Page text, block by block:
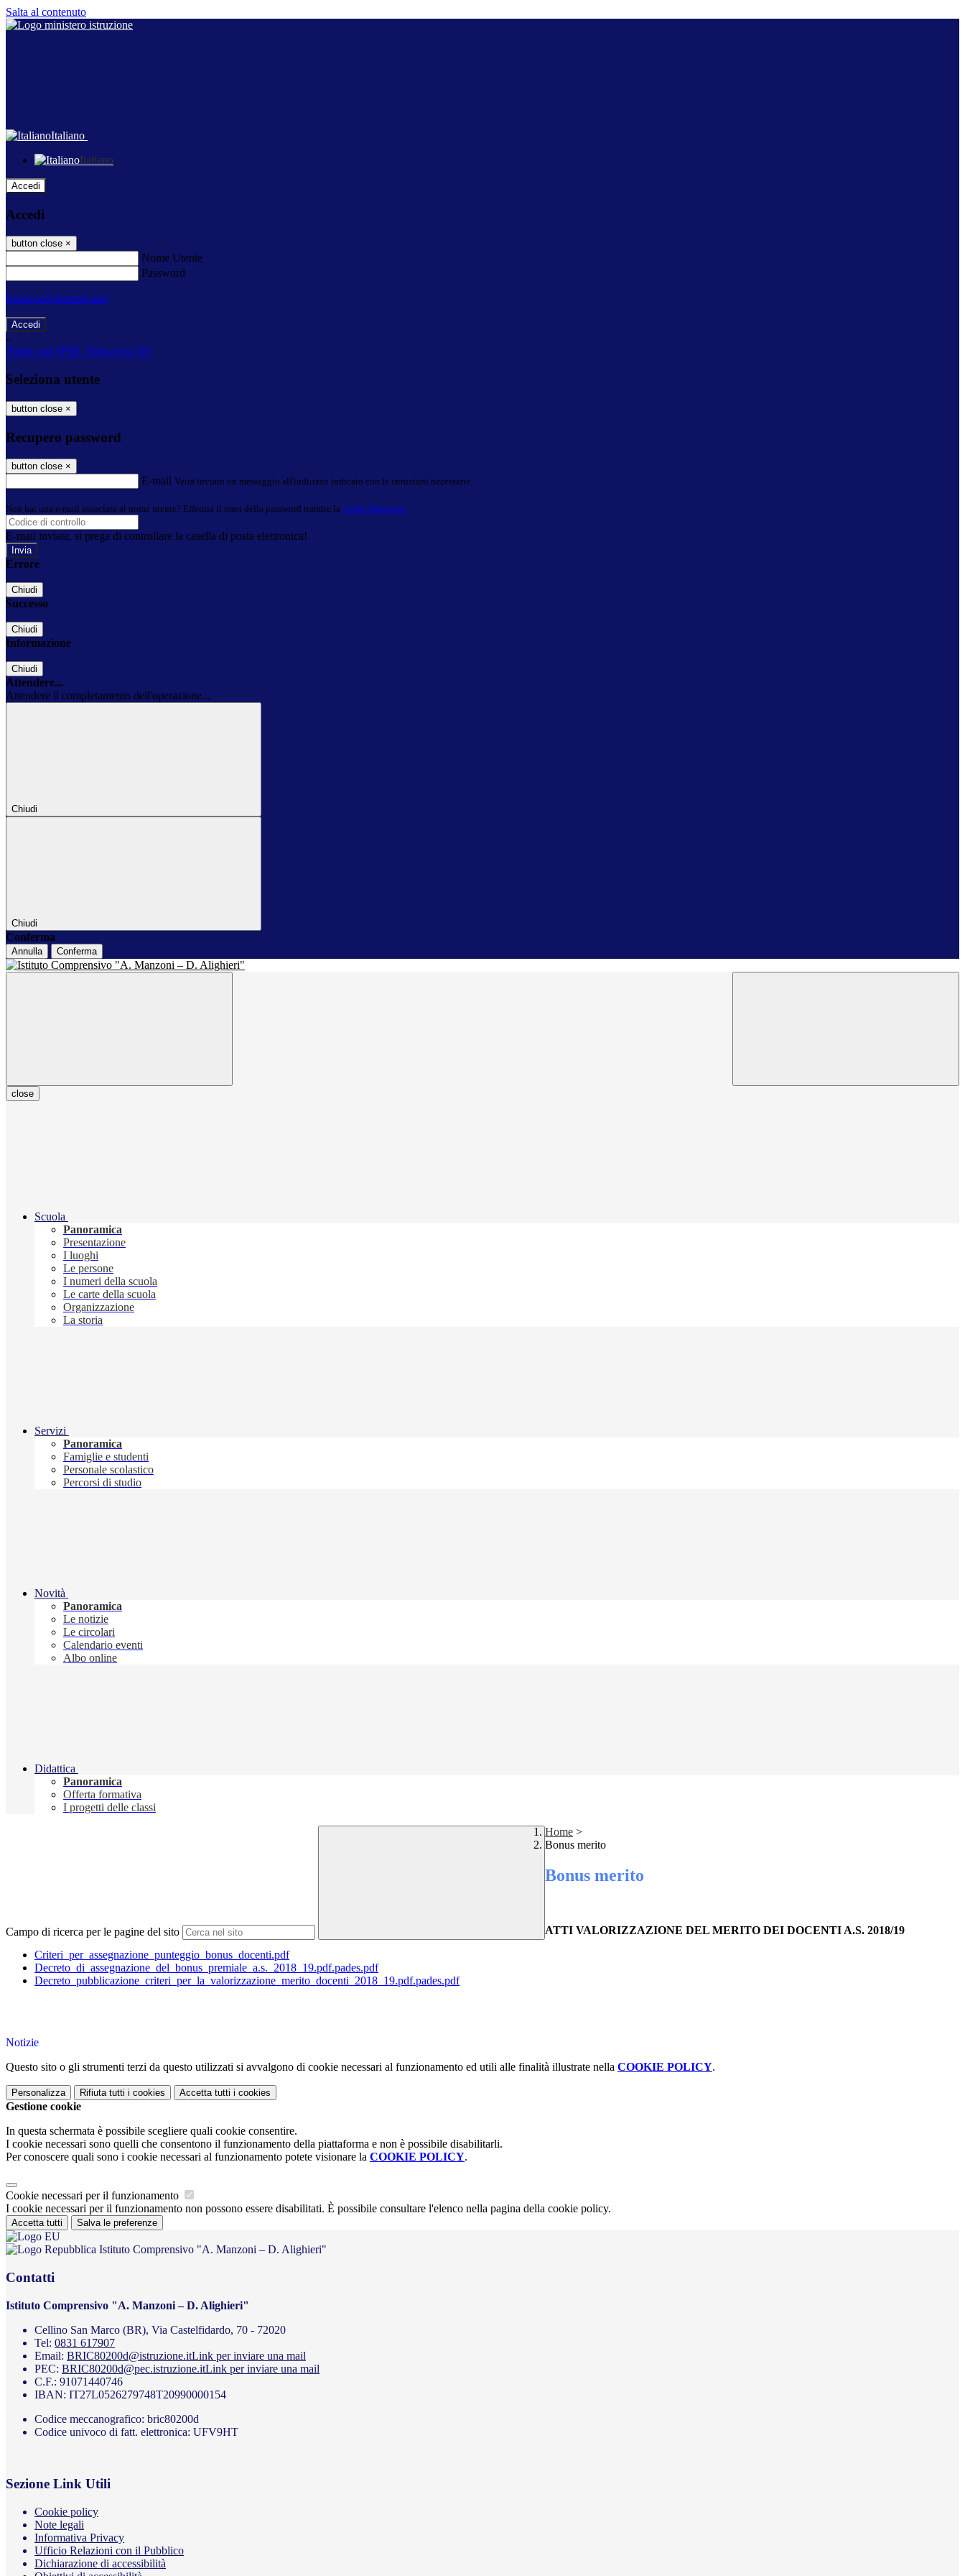
Salta al contenuto
Italiano
Italiano
Accedi
Accedi
button close ×
Nome Utente
Password
Password dimenticata?
-
Entra con SPID Entra con CIE
Seleziona utente
button close ×
Recupero password
button close ×
E-mail Verrà inviato un messaggio all'indirizzo indicato con le istruzioni necessarie.
Non hai una e-mail associata al nome utente? Effettua il reset della password tramite la Login Spaggiari
E-mail inviata, si prega di controllare la casella di posta elettronica!
Errore
Chiudi
Successo
Chiudi
Informazione
Chiudi
Attendere...
Attendere il completamento dell'operazione...
Chiudi
Chiudi
Conferma
Annulla Conferma
close
Scuola
Panoramica
Presentazione
I luoghi
Le persone
I numeri della scuola
Le carte della scuola
Organizzazione
La storia
Servizi
Panoramica
Famiglie e studenti
Personale scolastico
Percorsi di studio
Novità
Panoramica
Le notizie
Le circolari
Calendario eventi
Albo online
Didattica
Panoramica
Offerta formativa
I progetti delle classi
Campo di ricerca per le pagine del sito
Home >
Bonus merito
Bonus merito
ATTI VALORIZZAZIONE DEL MERITO DEI DOCENTI A.S. 2018/19
Criteri_per_assegnazione_punteggio_bonus_docenti.pdf
Decreto_di_assegnazione_del_bonus_premiale_a.s._2018_19.pdf.pades.pdf
Decreto_pubblicazione_criteri_per_la_valorizzazione_merito_docenti_2018_19.pdf.pades.pdf
Notizie
Questo sito o gli strumenti terzi da questo utilizzati si avvalgono di cookie necessari al funzionamento ed utili alle finalità illustrate nella COOKIE POLICY.
Personalizza Rifiuta tutti i cookies Accetta tutti i cookies
Gestione cookie
In questa schermata è possibile scegliere quali cookie consentire.
I cookie necessari sono quelli che consentono il funzionamento della piattaforma e non è possibile disabilitarli.
Per conoscere quali sono i cookie necessari al funzionamento potete visionare la COOKIE POLICY.
Cookie necessari per il funzionamento
I cookie necessari per il funzionamento non possono essere disabilitati. È possibile consultare l'elenco nella pagina della cookie policy.
Accetta tutti Salva le preferenze
Istituto Comprensivo "A. Manzoni – D. Alighieri"
Contatti
Istituto Comprensivo "A. Manzoni – D. Alighieri"
Cellino San Marco (BR), Via Castelfidardo, 70 - 72020
Tel: 0831 617907
Email: BRIC80200d@istruzione.itLink per inviare una mail
PEC: BRIC80200d@pec.istruzione.itLink per inviare una mail
C.F.: 91071440746
IBAN: IT27L0526279748T20990000154
Codice meccanografico: bric80200d
Codice univoco di fatt. elettronica: UFV9HT
Sezione Link Utili
Cookie policy
Note legali
Informativa Privacy
Ufficio Relazioni con il Pubblico
Dichiarazione di accessibilità